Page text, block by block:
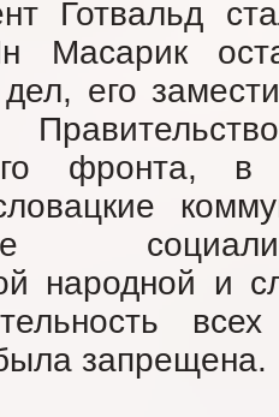
Готвальд
Масарик
его
фронта, в
народной и
запрещена.